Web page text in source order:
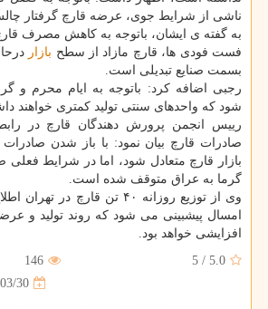
ناشی از شرایط جوی، عرضه قارچ گرفتار
به گفته ی ایشان، باتوجه به کاهش مصرف
فست فودی ها، قارچ مازاد از سطح بازار
بسمت صنایع تبدیلی است.
رجبی اضافه کرد: باتوجه به ایام محرم و
شود که واحدهای سنتی تولید کمتری خواهند
رییس انجمن پرورش دهندگان قارچ در
صادرات قارچ بیان نمود: با باز شدن
بازار قارچ متعادل شود، اما در شرایط فعلی
گرما به عراق متوقف شده است.
وی از توزیع روزانه ۴۰ تن قارچ
امسال پیشبینی می شود که روند تولید و
افزایشی خواهد بود.
5.0
/
5
146
30